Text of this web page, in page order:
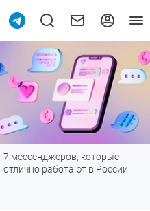
7 мессенджеров, которые
отлично работают в России